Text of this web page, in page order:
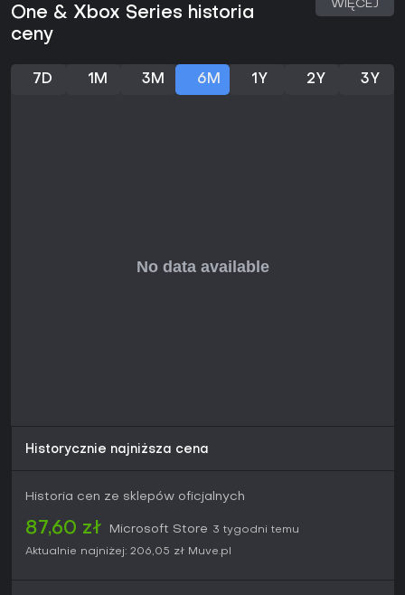
skalują się do wielkości drużyny.
Rozwój postaci i personalizacja
Na starcie dostępne są klasy Wojownik, Czarny Mag i
Dragoon, a kolejne odblokowuje się podczas misji
umożliwiają tworzenie wyspecjalizowanych zestawów,
opinie. Gra jest dostępna na konsolach Xbox One i Xbox
Core. Osoby szukające zwartego action RPG z elementami
Final Fantasy i wsparciem dla gry wieloosobowej znajdą tu
One & Xbox Series historia
ceny
WIĘCEJ
7D 1M 3M 6M 1Y 2Y 3Y
Historycznie najniższa cena
Historia cen ze sklepów oficjalnych
87,60 zł Microsoft Store 3 tygodni temu
Aktualnie najniżej: 206,05 zł Muve.pl